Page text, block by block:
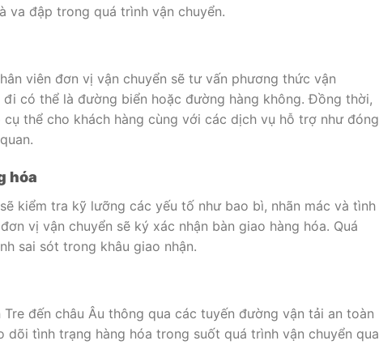
va đập trong quá trình vận chuyển.
viên đơn vị vận chuyển sẽ tư vấn phương thức vận
đi có thể là đường biển hoặc đường hàng không. Đồng thời,
thể cho khách hàng cùng với các dịch vụ hỗ trợ như đóng
hóa
kiểm tra kỹ lưỡng các yếu tố như bao bì, nhãn mác và tình
vị vận chuyển sẽ ký xác nhận bàn giao hàng hóa. Quá
sai sót trong khâu giao nhận.
đến châu Âu thông qua các tuyến đường vận tải an toàn
dõi tình trạng hàng hóa trong suốt quá trình vận chuyển qua